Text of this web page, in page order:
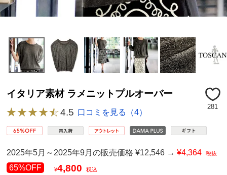
イタリア素材 ラメニットプルオーバー
281
4.5 口コミを見る（4）
2025年5月～2025年9月の販売価格 ¥12,546 →¥4,364 税抜
65%OFF ¥4,800 税込